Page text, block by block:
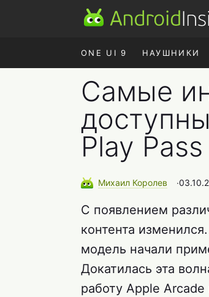
ONE UI 9 НАУШНИКИ
Самые
Play Pass
Михаил Королев ∙
С появлением
контента
модель начали
Докатилась эта
работу Apple